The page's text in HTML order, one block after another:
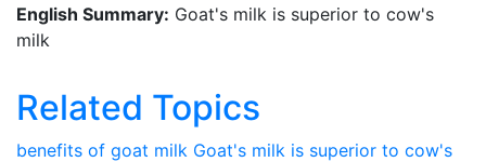
English Summary: Goat's milk is superior to cow's
milk
Related Topics
benefits of goat milk Goat's milk is superior to cow's